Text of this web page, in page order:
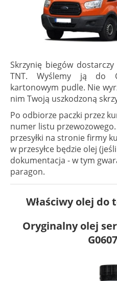
Skrzynię biegów
TNT. Wyślemy ją do
kartonowym pudle. Nie
nim Twoją uszkodzoną
Po odbiorze paczki przez
numer listu przewozowego.
przesyłki na stronie firmy
w przesyłce będzie olej
dokumentacja - w tym
paragon.
Właściwy olej do
Oryginalny olej